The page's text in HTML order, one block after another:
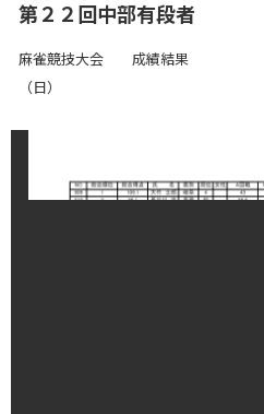
第２２回中部有段者
麻雀競技大会 成績結果
（日）